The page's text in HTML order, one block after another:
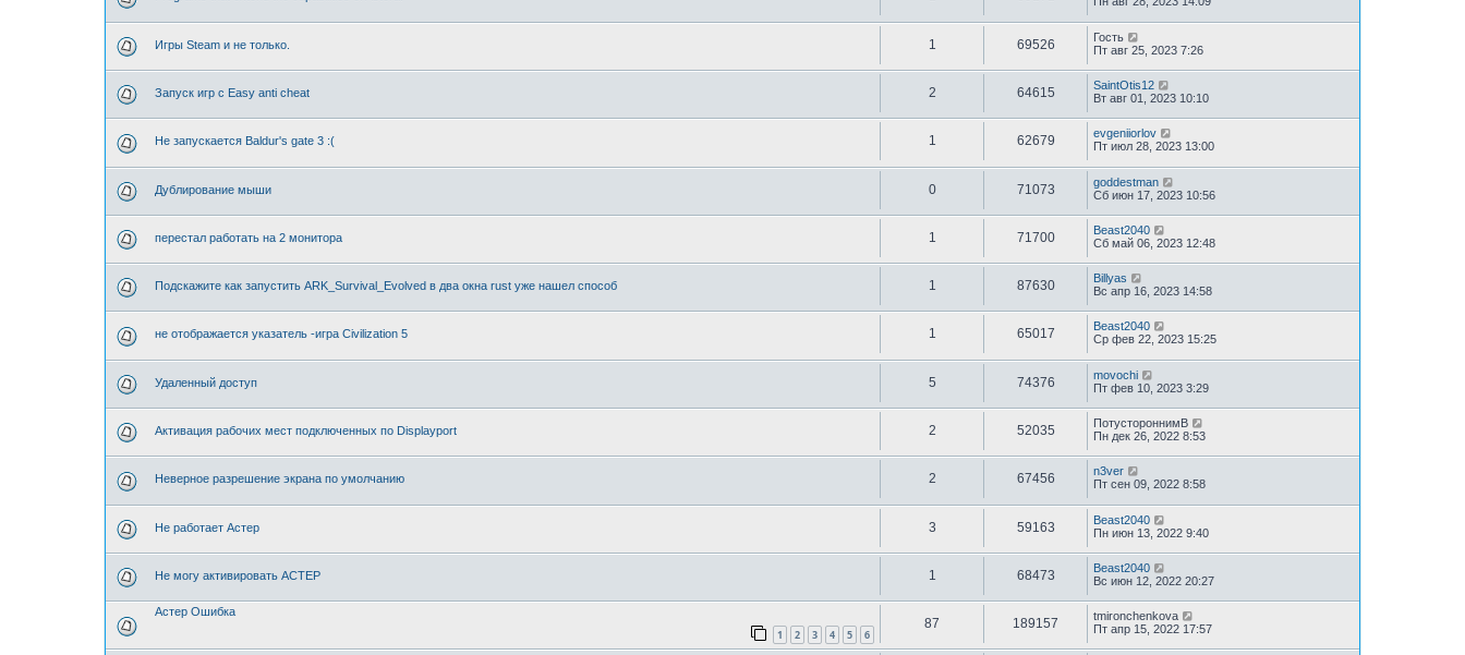
Игры Steam и не только. 1 69526
Гость
Пт авг 25, 2023 7:26
Запуск игр с Easy anti cheat 2 64615
SaintOtis12
Вт авг 01, 2023 10:10
Не запускается Baldur's gate 3 :( 1 62679
evgeniiorlov
Пт июл 28, 2023 13:00
Дублирование мыши 0 71073
goddestman
Сб июн 17, 2023 10:56
перестал работать на 2 монитора 1 71700
Beast2040
Сб май 06, 2023 12:48
Подскажите как запустить ARK_Survival_Evolved в два окна rust уже нашел способ 1 87630
Billyas
Вс апр 16, 2023 14:58
не отображается указатель -игра Civilization 5 1 65017
Beast2040
Ср фев 22, 2023 15:25
Удаленный доступ 5 74376
movochi
Пт фев 10, 2023 3:29
Активация рабочих мест подключенных по Displayport 2 52035
ПотустороннимВ
Пн дек 26, 2022 8:53
Неверное разрешение экрана по умолчанию 2 67456
n3ver
Пт сен 09, 2022 8:58
Не работает Астер 3 59163
Beast2040
Пн июн 13, 2022 9:40
Не могу активировать АСТЕР 1 68473
Beast2040
Вс июн 12, 2022 20:27
Астер Ошибка
1 2 3 4 5 6
87 189157
tmironchenkova
Пт апр 15, 2022 17:57